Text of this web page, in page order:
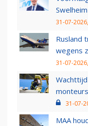
31-07-
Rusland
wegens
31-07-
31-07-
MAA